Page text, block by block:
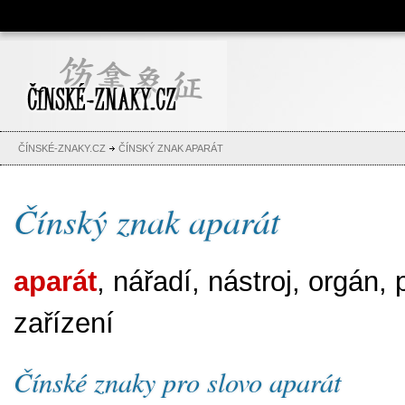
Čínské znaky, česko-čínský
slovník, abeceda, jména,
tetování
ČÍNSKÉ-ZNAKY.CZ ČÍNSKÝ ZNAK APARÁT
Čínský znak aparát
aparát, nářadí, nástroj, orgán,
zařízení
Čínské znaky pro slovo aparát